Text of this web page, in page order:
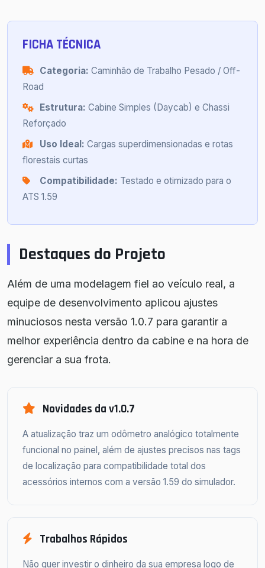
FICHA TÉCNICA
Categoria: Caminhão de Trabalho Pesado / Off-
Road
Estrutura: Cabine Simples (Daycab) e Chassi
Reforçado
Uso Ideal: Cargas superdimensionadas e rotas
florestais curtas
Compatibilidade: Testado e otimizado para o
ATS 1.59
Destaques do Projeto
Além de uma modelagem fiel ao veículo real, a
equipe de desenvolvimento aplicou ajustes
minuciosos nesta versão 1.0.7 para garantir a
melhor experiência dentro da cabine e na hora de
gerenciar a sua frota.
Novidades da v1.0.7
A atualização traz um odômetro analógico totalmente
funcional no painel, além de ajustes precisos nas tags
de localização para compatibilidade total dos
acessórios internos com a versão 1.59 do simulador.
Trabalhos Rápidos
Não quer investir o dinheiro da sua empresa logo de